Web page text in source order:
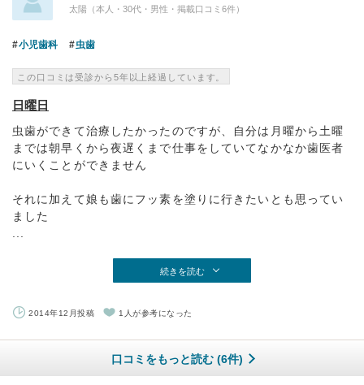
太陽（本人・30代・男性・掲載口コミ6件）
小児歯科 虫歯
この口コミは受診から5年以上経過しています。
日曜日
虫歯ができて治療したかったのですが、自分は月曜から土曜
までは朝早くから夜遅くまで仕事をしていてなかなか歯医者
にいくことができません
それに加えて娘も歯にフッ素を塗りに行きたいとも思ってい
ました
続きを読む
2014年12月投稿 1人が参考になった
口コミをもっと読む (6件)